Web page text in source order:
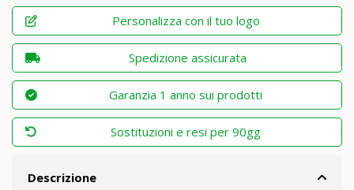
Personalizza con il tuo logo
Spedizione assicurata
Garanzia 1 anno sui prodotti
Sostituzioni e resi per 90gg
Descrizione